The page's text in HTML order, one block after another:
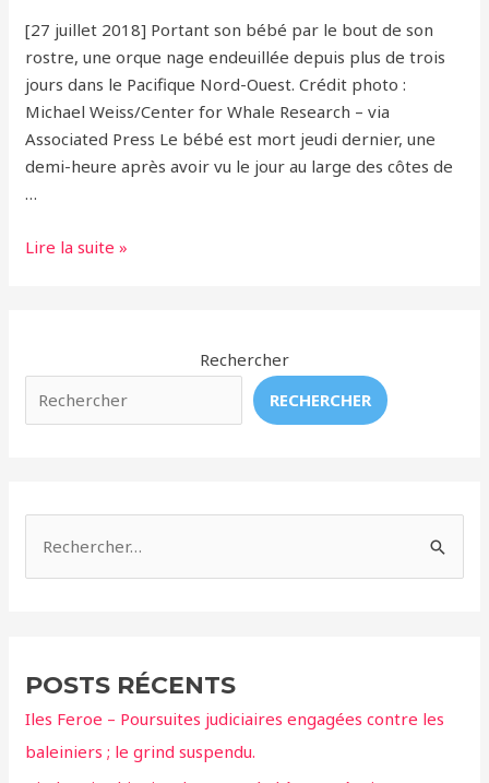
[27 juillet 2018] Portant son bébé par le bout de son
rostre, une orque nage endeuillée depuis plus de trois
jours dans le Pacifique Nord-Ouest. Crédit photo :
Michael Weiss/Center for Whale Research – via
Associated Press Le bébé est mort jeudi dernier, une
demi-heure après avoir vu le jour au large des côtes de
…
Une
son
bébé
de
jours
ne
veut
lâcher
Lire la suite »
Rechercher
RECHERCHER
r
c
h
POSTS RÉCENTS
Iles Feroe – Poursuites judiciaires engagées contre les
baleiniers ; le grind suspendu.